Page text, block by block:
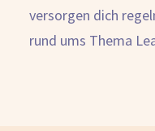
versorgen dich
rund ums Thema